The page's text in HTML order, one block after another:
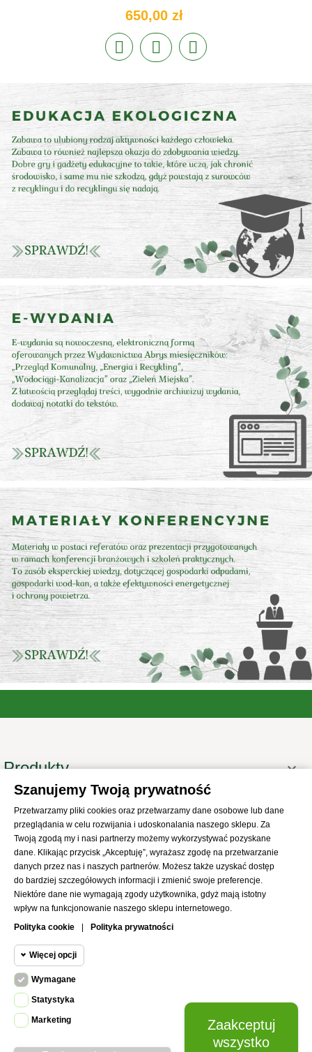
650,00 zł
Produkty 
Informacje
Twoje konto 
Informacje o sklepie
Szanujemy Twoją prywatność
Przetwarzamy pliki cookies oraz przetwarzamy dane osobowe lub dane
przeglądania w celu rozwijania i udoskonalania naszego sklepu. Za
Twoją zgodą my i nasi partnerzy możemy wykorzystywać pozyskane
dane. Klikając przycisk „Akceptuję”, wyrażasz zgodę na przetwarzanie
danych przez nas i naszych partnerów. Możesz także uzyskać dostęp
do bardziej szczegółowych informacji i zmienić swoje preferencje.
Niektóre dane nie wymagają zgody użytkownika, gdyż mają istotny
wpływ na funkcjonowanie naszego sklepu internetowego.
Polityka cookie
Polityka prywatności
Więcej opcji
Wymagane
Wymagane pliki cookie oraz cookie
HttpOnly. Pliki cookie wymagane do
przeglądania witryny i korzystania z jej
Cookie
Wymagane
Statystyka
Marketing
Zaakceptuj
wszystko
© 2021SKLEP AbrysAll Rights Reserved